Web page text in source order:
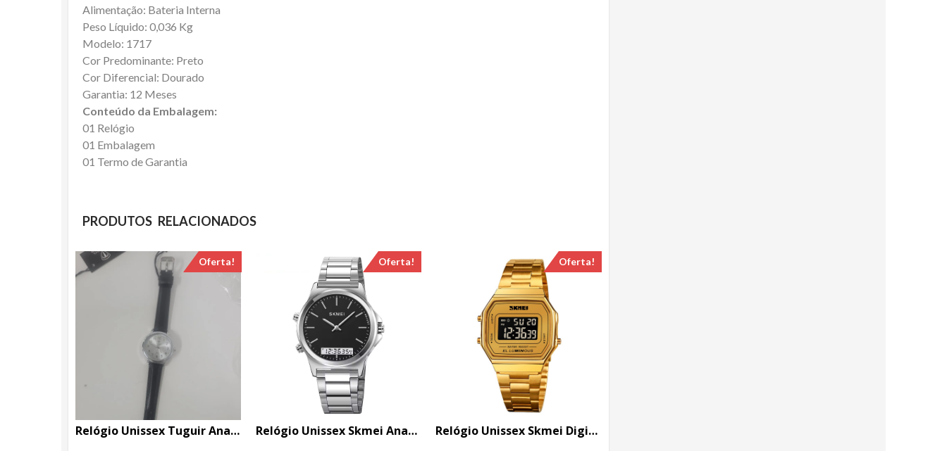
Alimentação: Bateria Interna
Peso Líquido: 0,036 Kg
Modelo: 1717
Cor Predominante: Preto
Cor Diferencial: Dourado
Garantia: 12 Meses
Conteúdo da Embalagem:
01 Relógio
01 Embalagem
01 Termo de Garantia
PRODUTOS RELACIONADOS
Oferta!
Relógio Unissex Tuguir Analógico Imperium TG30487 Prata e Preto
Oferta!
Relógio Unissex Skmei AnaDigi 2120 Prata
Oferta!
Relógio Unissex Skmei Digital 1647 Dourado